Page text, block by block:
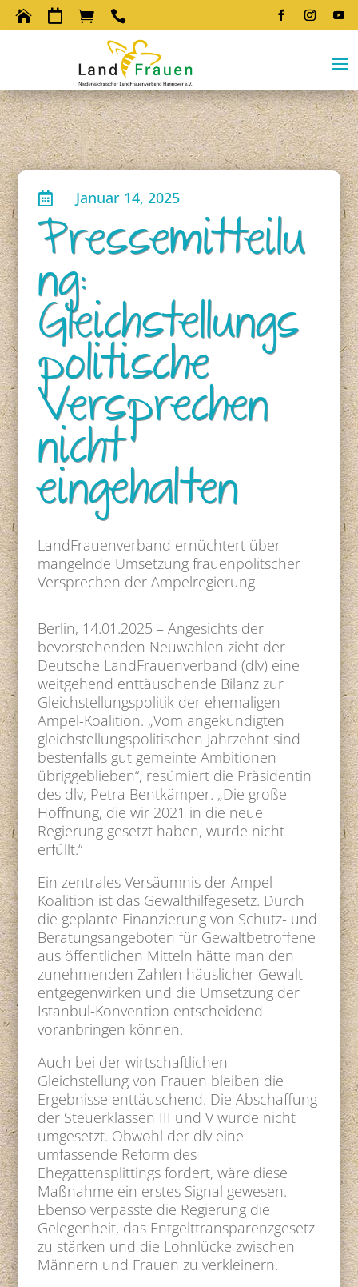
   
 Januar 14, 2025
Pressemitteilu
ng:
Gleichstellungs
politische
Versprechen
nicht
eingehalten
LandFrauenverband ernüchtert über
mangelnde Umsetzung frauenpolitscher
Versprechen der Ampelregierung
Berlin, 14.01.2025 – Angesichts der
bevorstehenden Neuwahlen zieht der
Deutsche LandFrauenverband (dlv) eine
weitgehend enttäuschende Bilanz zur
Gleichstellungspolitik der ehemaligen
Ampel-Koalition. „Vom angekündigten
gleichstellungspolitischen Jahrzehnt sind
bestenfalls gut gemeinte Ambitionen
übriggeblieben“, resümiert die Präsidentin
des dlv, Petra Bentkämper. „Die große
Hoffnung, die wir 2021 in die neue
Regierung gesetzt haben, wurde nicht
erfüllt.“
Ein zentrales Versäumnis der Ampel-
Koalition ist das Gewalthilfegesetz. Durch
die geplante Finanzierung von Schutz- und
Beratungsangeboten für Gewaltbetroffene
aus öffentlichen Mitteln hätte man den
zunehmenden Zahlen häuslicher Gewalt
entgegenwirken und die Umsetzung der
Istanbul-Konvention entscheidend
voranbringen können.
Auch bei der wirtschaftlichen
Gleichstellung von Frauen bleiben die
Ergebnisse enttäuschend. Die Abschaffung
der Steuerklassen III und V wurde nicht
umgesetzt. Obwohl der dlv eine
umfassende Reform des
Ehegattensplittings fordert, wäre diese
Maßnahme ein erstes Signal gewesen.
Ebenso verpasste die Regierung die
Gelegenheit, das Entgelttransparenzgesetz
zu stärken und die Lohnlücke zwischen
Männern und Frauen zu verkleinern.